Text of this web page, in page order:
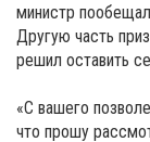
министр
Другую часть
решил оставить
«С вашего
что прошу